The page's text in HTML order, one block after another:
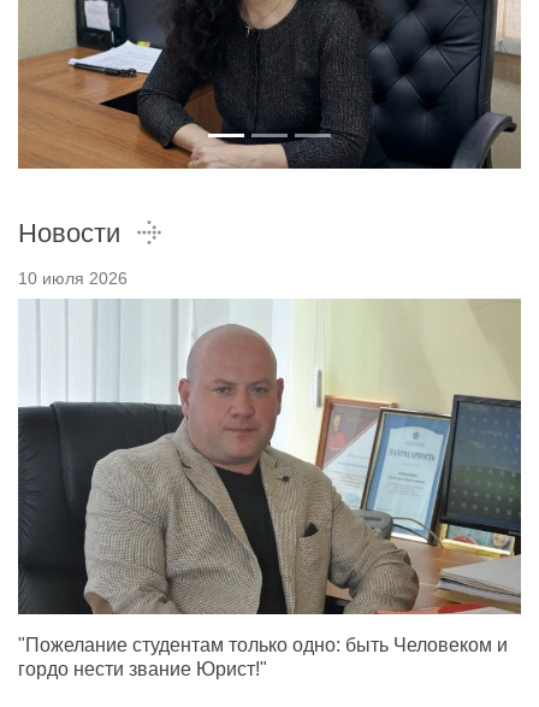
Новости
10 июля 2026
"Пожелание студентам только одно: быть Человеком и
гордо нести звание Юрист!"